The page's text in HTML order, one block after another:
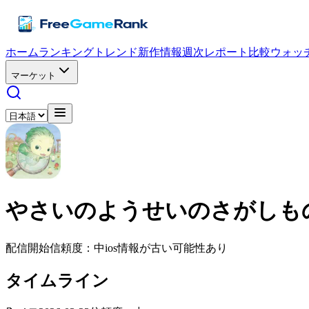
ホームランキング トレンド新作情報週次レポート 比較ウォッ
マーケット
やさいのようせいのさがしも
配信開始信頼度：中ios情報が古い可能性あり
タイムライン